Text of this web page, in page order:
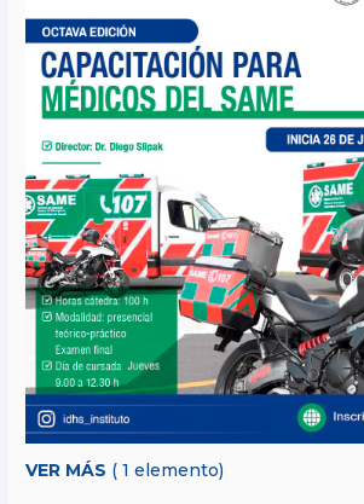
VER MÁS ( 1 elemento)